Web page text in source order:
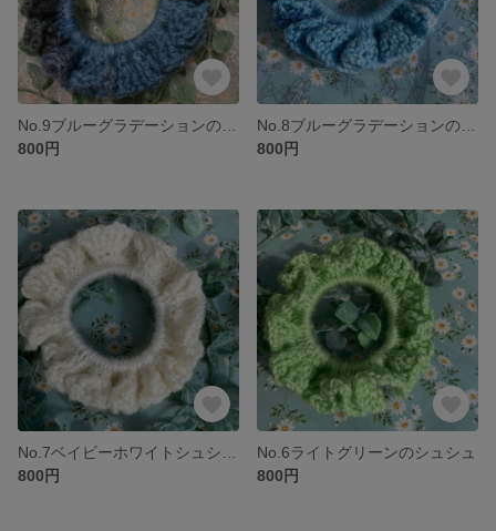
800円
800円
800円
No.6ライトグリーンのシュシュ
800円